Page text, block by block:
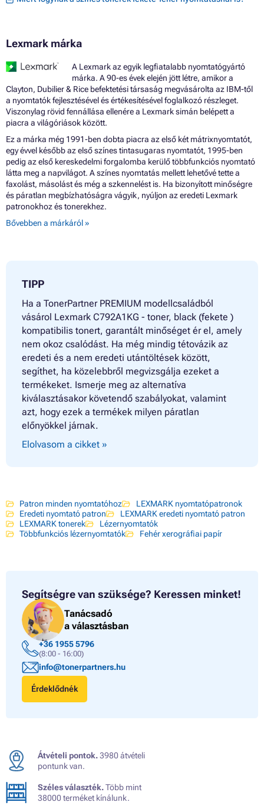
Lexmark márka
A Lexmark az egyik legfiatalabb nyomtatógyártó
márka. A 90-es évek elején jött létre, amikor a
Clayton, Dubilier & Rice befektetési társaság megvásárolta az IBM-től
a nyomtatók fejlesztésével és értékesítésével foglalkozó részleget.
Viszonylag rövid fennállása ellenére a Lexmark simán belépett a
piacra a világóriások között.
Ez a márka még 1991-ben dobta piacra az első két mátrixnyomtatót,
egy évvel később az első színes tintasugaras nyomtatót, 1995-ben
pedig az első kereskedelmi forgalomba kerülő többfunkciós nyomtató
látta meg a napvilágot. A színes nyomtatás mellett lehetővé tette a
faxolást, másolást és még a szkennelést is. Ha bizonyított minőségre
és páratlan megbízhatóságra vágyik, nyúljon az eredeti Lexmark
patronokhoz és tonerekhez.
Bővebben a márkáról »
TIPP
Ha a TonerPartner PREMIUM modellcsaládból
vásárol Lexmark C792A1KG - toner, black (fekete )
kompatibilis tonert, garantált minőséget ér el, amely
nem okoz csalódást. Ha még mindig tétovázik az
eredeti és a nem eredeti utántöltések között,
segíthet, ha közelebbről megvizsgálja ezeket a
termékeket. Ismerje meg az alternatíva
kiválasztásakor követendő szabályokat, valamint
azt, hogy ezek a termékek milyen páratlan
előnyökkel járnak.
Elolvasom a cikket »
Patron minden nyomtatóhoz
LEXMARK nyomtatópatronok
Eredeti nyomtató patron
LEXMARK eredeti nyomtató patron
LEXMARK tonerek
Lézernyomtatók
Többfunkciós lézernyomtatók
Fehér xerográfiai papír
Segítségre van szüksége? Keressen minket!
Tanácsadó
a választásban
+36 1955 5796
(8:00 - 16:00)
info@tonerpartners.hu
Érdeklődnék
Átvételi pontok.3980 átvételi
pontunk van.
Széles választék.Több mint
38000 terméket kínálunk.